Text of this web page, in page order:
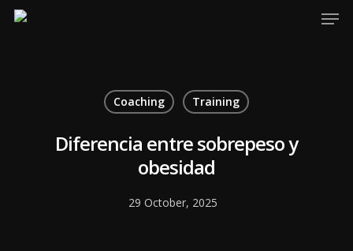
Hit enter to search or ESC to close
Coaching Training
Diferencia entre sobrepeso y
obesidad
29 October, 2025